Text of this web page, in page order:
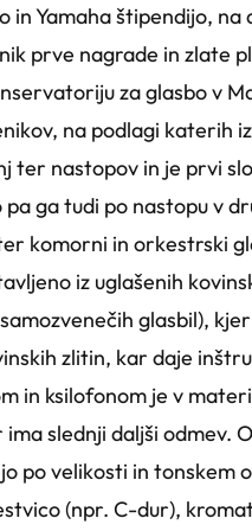
in Yamaha štipendijo,
prve nagrade in zlate
za glasbo v
na podlagi katerih
ter nastopov in je prvi
ga tudi po nastopu v
komorni in orkestrski
iz uglašenih
glasbil),
zlitin, kar daje
in ksilofonom je v
slednji daljši odmev.
po velikosti in tonskem
(npr. C-dur),